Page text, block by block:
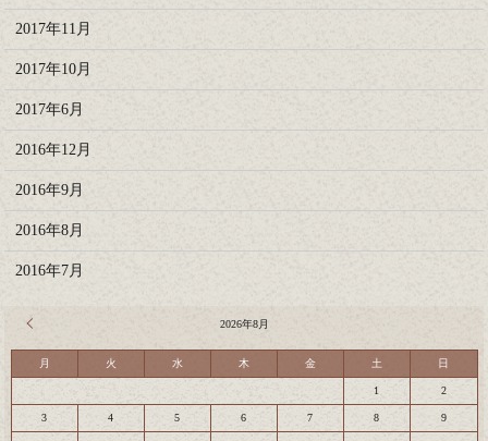
2017年11月
2017年10月
2017年6月
2016年12月
2016年9月
2016年8月
2016年7月
2026年8月
月 火 水 木 金 土 日
1 2
3 4 5 6 7 8 9